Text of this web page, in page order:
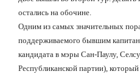
остались на обочине.
Одним из самых значительных
поддерживаемого бывшим
кандидата в мэры Сан-Паулу,
Республиканской партии), который